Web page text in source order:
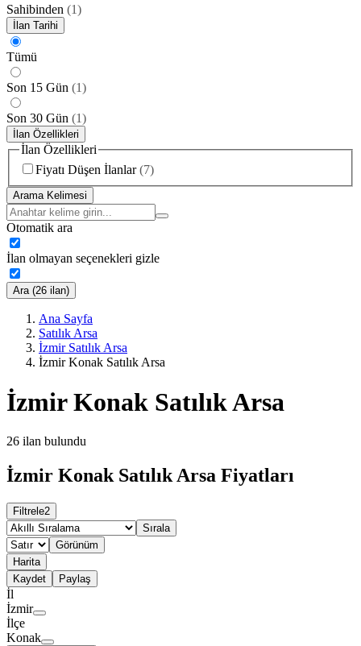
Sahibinden (1)
İlan Tarihi
Tümü
Son 15 Gün (1)
Son 30 Gün (1)
İlan Özellikleri
İlan Özellikleri
Fiyatı Düşen İlanlar (7)
Arama Kelimesi
Otomatik ara
İlan olmayan seçenekleri gizle
Ara (26 ilan)
Ana Sayfa
Satılık Arsa
İzmir Satılık Arsa
İzmir Konak Satılık Arsa
İzmir Konak Satılık Arsa
26 ilan bulundu
İzmir Konak Satılık Arsa Fiyatları
Filtrele2
Sırala
Görünüm
Harita
Kaydet
Paylaş
İl
İzmir
İlçe
Konak